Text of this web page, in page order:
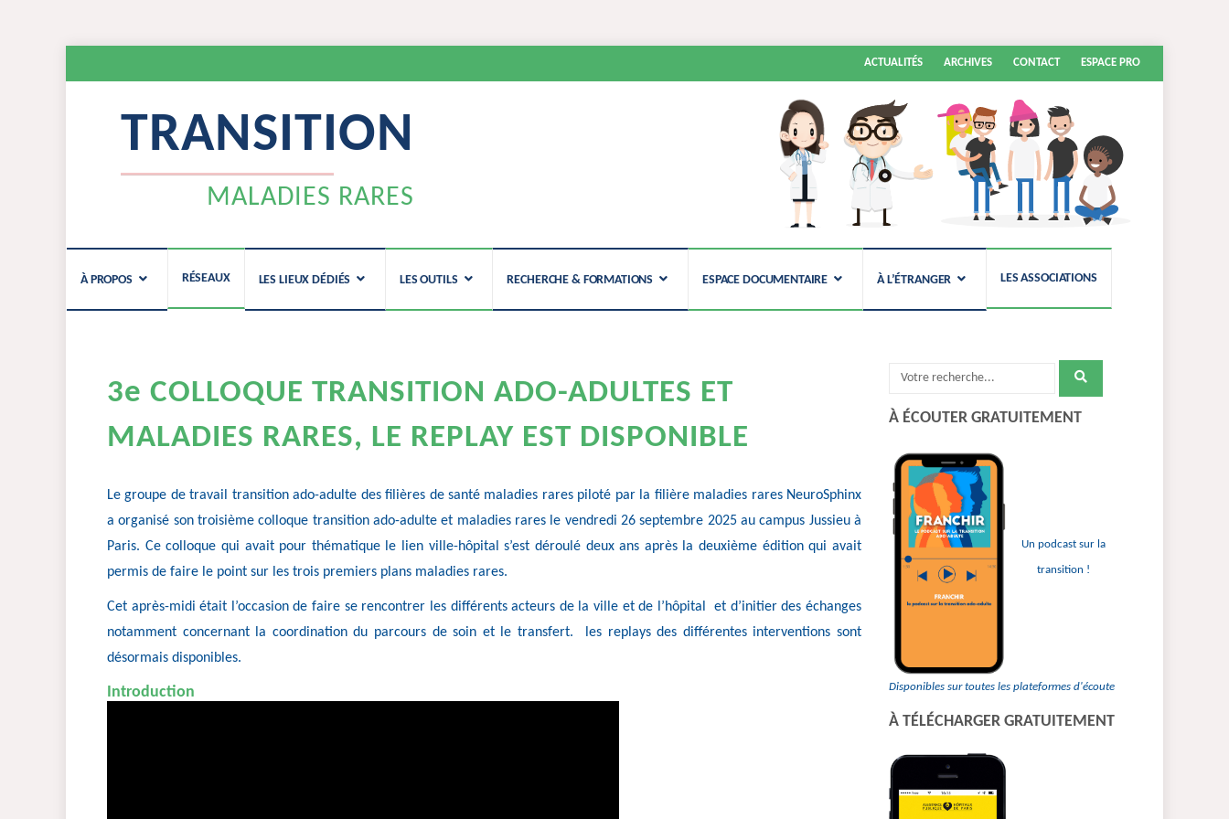
Aller
contenu
ACTUALITÉS ARCHIVES CONTACT ESPACE PRO
TRANSITION
MALADIES RARES
contenu
À PROPOS RÉSEAUX LES LIEUX DÉDIÉS LES OUTILS RECHERCHE & FORMATIONS ESPACE DOCUMENTAIRE À L’ÉTRANGER LES ASSOCIATIONS
3e COLLOQUE TRANSITION ADO-ADULTES ET
MALADIES RARES, LE REPLAY EST DISPONIBLE
Le groupe de travail transition ado-adulte des filières de santé maladies rares piloté par la filière maladies rares NeuroSphinx
a organisé son troisième colloque transition ado-adulte et maladies rares le vendredi 26 septembre 2025 au campus Jussieu à
Paris. Ce colloque qui avait pour thématique le lien ville-hôpital s’est déroulé deux ans après la deuxième édition qui avait
permis de faire le point sur les trois premiers plans maladies rares.
Cet après-midi était l’occasion de faire se rencontrer les différents acteurs de la ville et de l’hôpital et d’initier des échanges
notamment concernant la coordination du parcours de soin et le transfert. les replays des différentes interventions sont
désormais disponibles.
Introduction
Recherche
:À ÉCOUTER GRATUITEMENT
Un podcast sur la
transition !
Disponibles sur toutes les plateformes d'écoute
À TÉLÉCHARGER GRATUITEMENT